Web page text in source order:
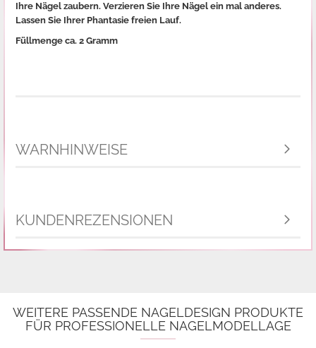
Ihre Nägel zaubern. Verzieren Sie Ihre Nägel ein mal anderes.
Lassen Sie Ihrer Phantasie freien Lauf.
Füllmenge ca. 2 Gramm
WARNHINWEISE
KUNDENREZENSIONEN
WEITERE PASSENDE NAGELDESIGN PRODUKTE
FÜR PROFESSIONELLE NAGELMODELLAGE